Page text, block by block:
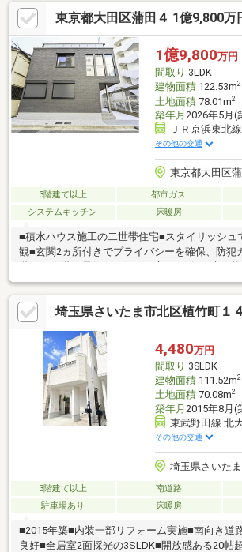
線、東急多摩川線を利用することができ、新幹
スにも特化したエリアとなっております。また
ばすけっと蒲田四丁目店 約110メートル）や商
店街あすと 約200メートル）などの施設にも恵
豊かになるスポットが点在しております。
東京都大田区蒲田４ 1億9,800万
1億9,800万円
間取り 3LDK
建物面積122.53m2
土地面積78.01m2
築年月 2026年5月(
ＪＲ京浜東北
その他の交通
東京都大田区
3階建て以上 都市ガス
システムキッチン
床暖房
■積水ハウス施工の二世帯住宅■スタイリッシュ
観■玄関2ヵ所付きでプライバシーを確保、防犯
帖、キッチン、トイレ、洗面室、シャワールー
帖、3口IHコンロ付きシステムキッチン、タン
室、浴室■3階：洋室3部屋を配置したゆとりの
ベーター付きで荷物の運搬や移動もスムーズ
埼玉県さいたま市北区植竹町１
4,480万円
間取り 3SLDK
建物面積111.52m2
土地面積70.08m2
築年月 2015年8月(
東武野田線 北
その他の交通
埼玉県さいた
3階建て以上 南道路
駐車場あり
床暖房
■2015年築■内装一部リフォーム実施■南向き道
良好■全居室2面採光の3SLDK■開放感ある20帖